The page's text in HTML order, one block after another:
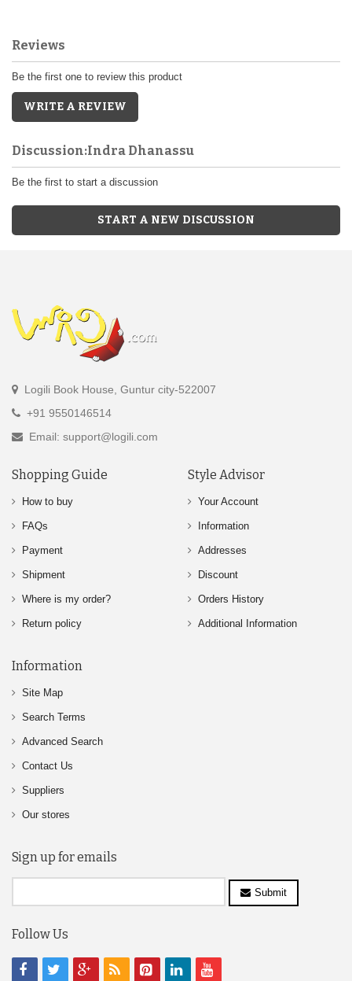
Reviews
Be the first one to review this product
WRITE A REVIEW
Discussion:Indra Dhanassu
Be the first to start a discussion
START A NEW DISCUSSION
Logili Book House, Guntur city-522007
+91 9550146514
Email: support@logili.com
Shopping Guide
How to buy
FAQs
Payment
Shipment
Where is my order?
Return policy
Style Advisor
Your Account
Information
Addresses
Discount
Orders History
Additional Information
Information
Site Map
Search Terms
Advanced Search
Contact Us
Suppliers
Our stores
Sign up for emails
Submit
Follow Us